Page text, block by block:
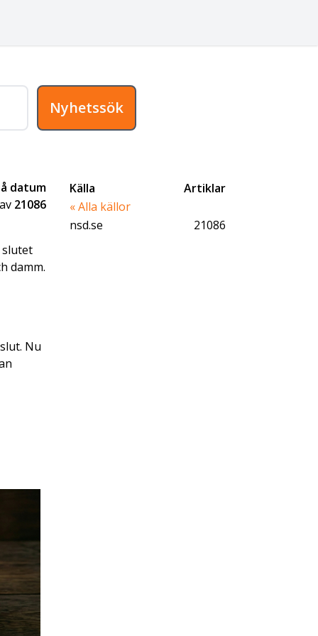
Nyhetssök
datum
21086
slutet
damm.
Nu
Källa
Artiklar
« Alla källor
nsd.se
21086